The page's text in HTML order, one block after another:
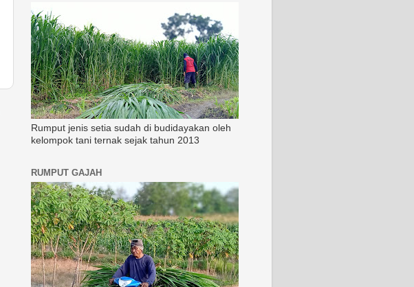
Rumput jenis setia sudah di budidayakan oleh
kelompok tani ternak sejak tahun 2013
RUMPUT GAJAH